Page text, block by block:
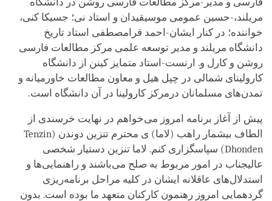
مریلند،-حسین عمومی موسیقیدان و استاد نی؛ جسیکا کنی،
خواننده؛ در کنار ایشان-احمد قرامصطفی استاد تاریخ
دانشگاه مریلند و مدیر توسعه علمی مرکز مطالعات فارسی
روشن و کارل و. ارنست-استاد متمایز کینن از دانشگاه
کارولینای شمالی در چپل هیل و معاون مطالعات خاورمیانه و
تمدن‌های مسلمانان درمرکز کارولینا در آن دانشگاه است.
پیش از آغاز برنامه امروز می‌خواهم در نهایت خرسندی از
الطاف بیشمار راهب (لاما) ی محترم تنزین دوندن (Tenzin
Dhonden) سپاسگزاری کنم. لاما تنزین دستیار شخصی
عالیجناب در امور مربوط به صلح می‌باشند و راهنمایی‌ها و
استدلال‌های عاقلانه ایشان در کلیه مراحل برنامه‌ریزی
گردهمایی امروز رهنمون کارکنان متعهد ما بوده است. بدون